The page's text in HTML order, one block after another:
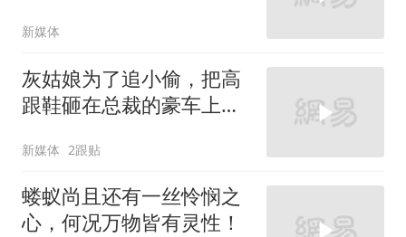
新媒体
灰姑娘为了追小偷，把高
跟鞋砸在总裁的豪车上，
新媒体 2跟贴
蝼蚁尚且还有一丝怜悯之
心，何况万物皆有灵性！